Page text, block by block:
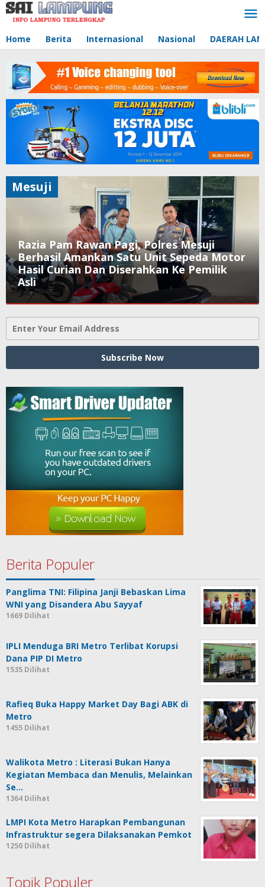
Lewati
Home Berita Internasional Nasional DAERAH
Razia Pam Rawan Pagi, Polres Mesuji
Berhasil Amankan Satu Unit Sepeda Motor
Hasil Curian Dan Diserahkan Ke Pemilik
Asli
Agustus
28,
oleh
Mesuji
Berita Populer
Panglima TNI: Filipina Janji Bebaskan Lima
WNI yang Disandera Abu Sayyaf
1669 Dilihat
IPLI Menduga BRI Metro Terlibat Korupsi
Dana PIP DI Metro
1535 Dilihat
Rafieq Buka Happy Market Day Bagi ABK di
Metro
1455 Dilihat
Walikota Metro : Literasi Bukan Hanya
Kegiatan Membaca dan Menulis, Melainkan
Se…
1364 Dilihat
LMPI Kota Metro Harapkan Pembangunan
Infrastruktur segera Dilaksanakan Pemkot
1250 Dilihat
Topik Populer